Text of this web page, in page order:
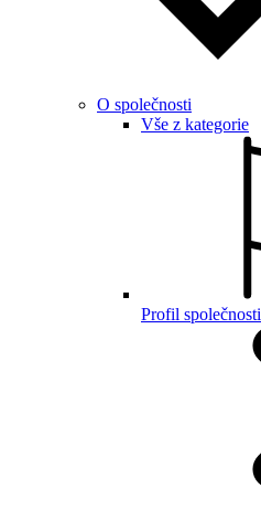
O společnosti
Vše z kategorie
Profil společnosti